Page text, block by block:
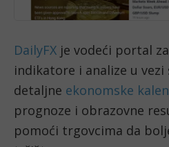
DailyFX je vodeći portal
indikatore i analize u
detaljne ekonomske
prognoze i obrazovne
pomoći trgovcima da